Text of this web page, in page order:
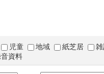
児童 地域 紙芝居
資料